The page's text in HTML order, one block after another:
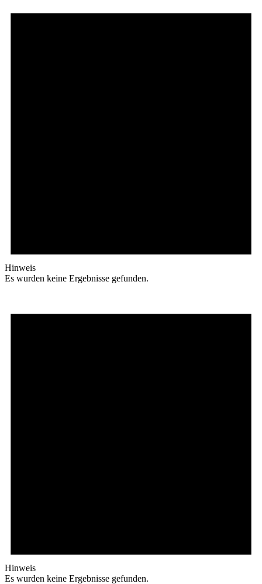
Hinweis
Es wurden keine Ergebnisse gefunden.
Hinweis
Es wurden keine Ergebnisse gefunden.